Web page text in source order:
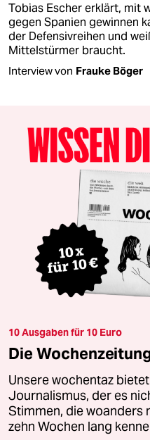
Tobias Escher erklärt, mit
gegen Spanien gewinnen
der Defensivreihen und
Mittelstürmer braucht.
Interview von Frauke Böger
10 Ausgaben für 10 Euro
Die
Unsere wochentaz
Journalismus, der es
Stimmen, die woanders
zehn Wochen lang